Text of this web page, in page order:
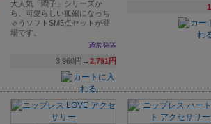
大人気「悶子」シリーズか
ら、可愛らしい狐娘になっち
ゃうソフトSM5点セットが登
場です。
通常発送
3,960円→2,791円